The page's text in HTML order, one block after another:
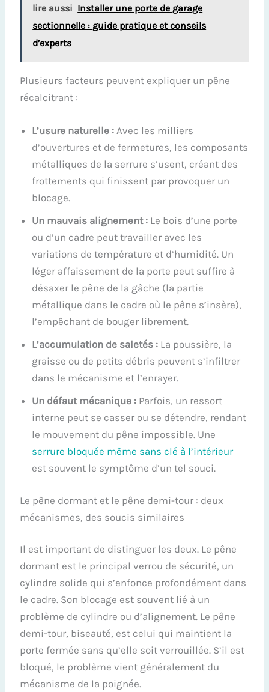
lire aussi Installer une porte de garage
sectionnelle : guide pratique et conseils
d’experts
Plusieurs facteurs peuvent expliquer un pêne
récalcitrant :
L’usure naturelle : Avec les milliers
d’ouvertures et de fermetures, les composants
métalliques de la serrure s’usent, créant des
frottements qui finissent par provoquer un
blocage.
Un mauvais alignement : Le bois d’une porte
ou d’un cadre peut travailler avec les
variations de température et d’humidité. Un
léger affaissement de la porte peut suffire à
désaxer le pêne de la gâche (la partie
métallique dans le cadre où le pêne s’insère),
l’empêchant de bouger librement.
L’accumulation de saletés : La poussière, la
graisse ou de petits débris peuvent s’infiltrer
dans le mécanisme et l’enrayer.
Un défaut mécanique : Parfois, un ressort
interne peut se casser ou se détendre, rendant
le mouvement du pêne impossible. Une
serrure bloquée même sans clé à l’intérieur
est souvent le symptôme d’un tel souci.
Le pêne dormant et le pêne demi-tour : deux
mécanismes, des soucis similaires
Il est important de distinguer les deux. Le pêne
dormant est le principal verrou de sécurité, un
cylindre solide qui s’enfonce profondément dans
le cadre. Son blocage est souvent lié à un
problème de cylindre ou d’alignement. Le pêne
demi-tour, biseauté, est celui qui maintient la
porte fermée sans qu’elle soit verrouillée. S’il est
bloqué, le problème vient généralement du
mécanisme de la poignée.